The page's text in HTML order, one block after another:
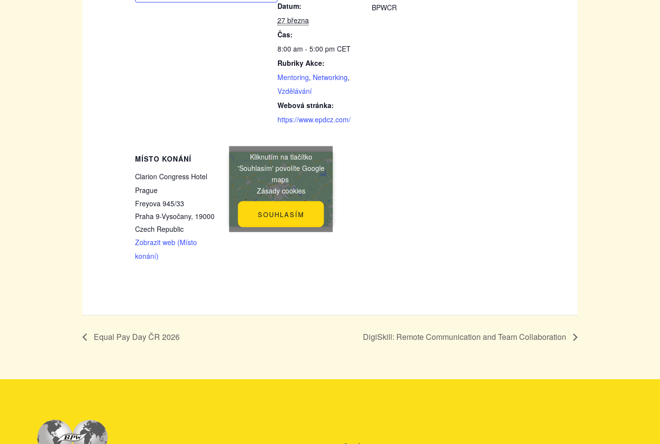
Datum:
27 března
Čas:
8:00 am - 5:00 pm CET
Rubriky Akce:
Mentoring, Networking,
Vzdělávání
Webová stránka:
https://www.epdcz.com/
BPWCR
MÍSTO KONÁNÍ
Clarion Congress Hotel
Prague
Freyova 945/33
Praha 9-Vysočany, 19000
Czech Republic
Zobrazit web (Místo
konání)
Kliknutím na tlačítko
'Souhlasím' povolíte Google
maps
Zásady cookies
SOUHLASÍM
Equal Pay Day ČR 2026 DigiSkill: Remote Communication and Team Collaboration